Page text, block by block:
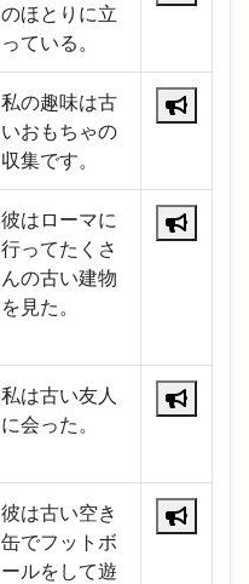
のほとりに立
っている。
私の趣味は古
いおもちゃの
収集です。
彼はローマに
行ってたくさ
んの古い建物
を見た。
私は古い友人
に会った。
彼は古い空き
缶でフットボ
ールをして遊